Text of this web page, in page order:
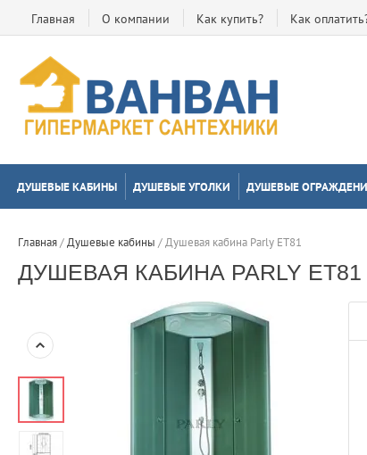
Главная О компании Как купить? Как
ДУШЕВЫЕ КАБИНЫ ДУШЕВЫЕ УГОЛКИ ДУШЕВЫЕ
Главная / Душевые кабины / Душевая кабина Parly ET81
ДУШЕВАЯ КАБИНА PARLY ET81